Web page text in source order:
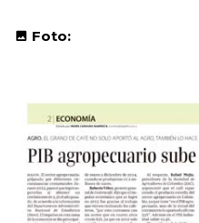
Foto: